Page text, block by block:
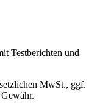
Testberichten und
MwSt., ggf.